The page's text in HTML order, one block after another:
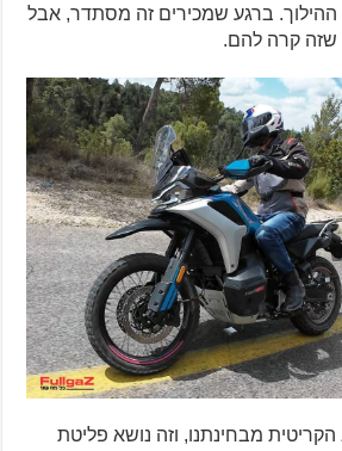
ברגע שמכירים זה מסתדר, אבל
שזה קרה להם.
מבחינתנו, וזה נושא פליטת